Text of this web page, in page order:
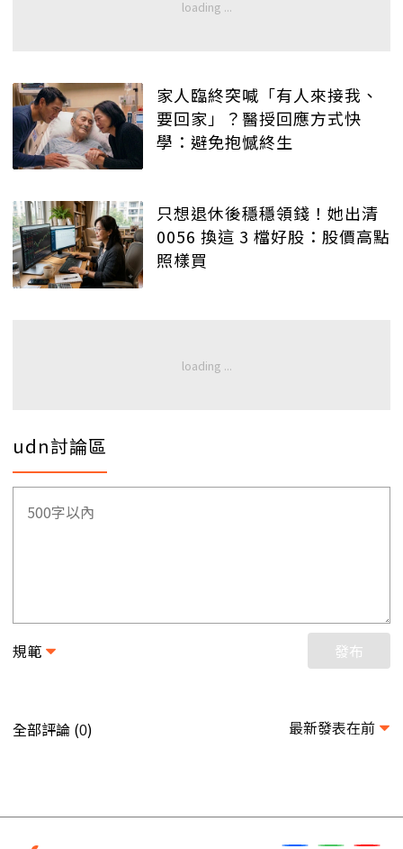
家人臨終突喊「有人來接我、
要回家」？醫授回應方式快
學：避免抱憾終生
只想退休後穩穩領錢！她出清
0056 換這 3 檔好股：股價高點
照樣買
udn討論區
規範 發布
全部評論 (0) 最新發表在前